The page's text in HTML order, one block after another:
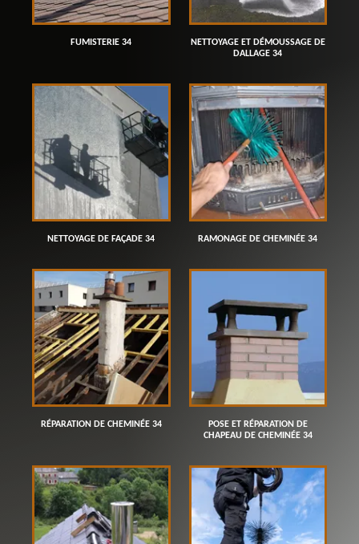
FUMISTERIE 34
NETTOYAGE ET DÉMOUSSAGE DE
DALLAGE 34
NETTOYAGE DE FAÇADE 34 RAMONAGE DE CHEMINÉE 34
RÉPARATION DE CHEMINÉE 34
POSE ET RÉPARATION DE
CHAPEAU DE CHEMINÉE 34